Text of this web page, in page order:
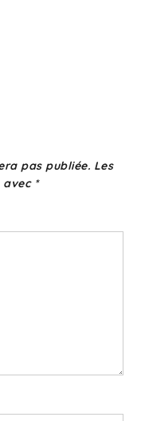
pas publiée. Les
avec *